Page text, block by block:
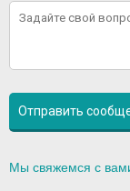
Мы свяжемся с